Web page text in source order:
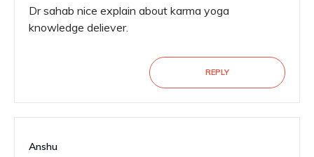
Dr sahab nice explain about karma yoga
knowledge deliever.
REPLY
Anshu